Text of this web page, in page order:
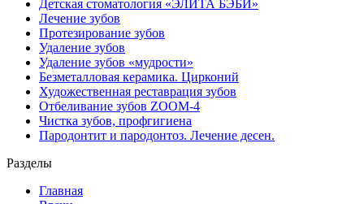
Детская стоматология «ЭЛИТА БЭБИ»
Лечение зубов
Протезирование зубов
Удаление зубов
Удаление зубов «мудрости»
Безметалловая керамика. Цирконий
Художественная реставрация зубов
Отбеливание зубов ZOOM-4
Чистка зубов, профгигиена
Пародонтит и пародонтоз. Лечение десен.
Разделы
Главная